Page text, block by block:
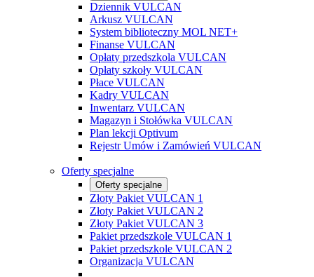
Dziennik VULCAN
Arkusz VULCAN
System biblioteczny MOL NET+
Finanse VULCAN
Opłaty przedszkola VULCAN
Opłaty szkoły VULCAN
Płace VULCAN
Kadry VULCAN
Inwentarz VULCAN
Magazyn i Stołówka VULCAN
Plan lekcji Optivum
Rejestr Umów i Zamówień VULCAN
Oferty specjalne
Oferty specjalne
Złoty Pakiet VULCAN 1
Złoty Pakiet VULCAN 2
Złoty Pakiet VULCAN 3
Pakiet przedszkole VULCAN 1
Pakiet przedszkole VULCAN 2
Organizacja VULCAN